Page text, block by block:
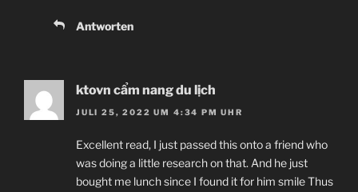
Antworten
ktovn cẩm nang du lịch
JULI 25, 2022 UM 4:34 PM UHR
Excellent read, I just passed this onto a friend who
was doing a little research on that. And he just
bought me lunch since I found it for him smile Thus